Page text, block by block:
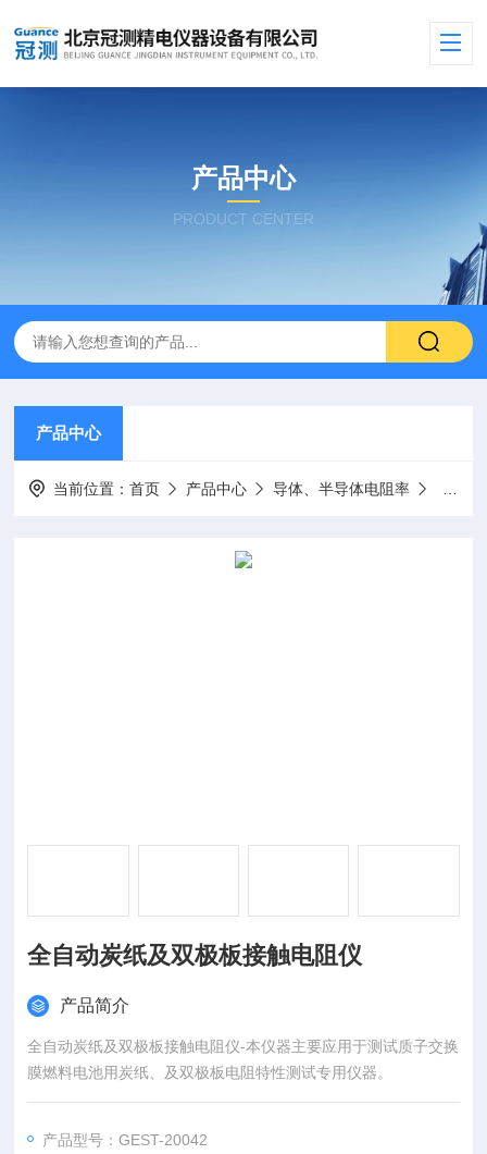
产品中心
PRODUCT CENTER
产品中心
当前位置：首页 产品中心 导体、半导体电阻率
全自动炭纸及双极板接触电阻仪
产品简介
全自动炭纸及双极板接触电阻仪-本仪器主要应用于测试质子交换
膜燃料电池用炭纸、及双极板电阻特性测试专用仪器。
产品型号：GEST-20042